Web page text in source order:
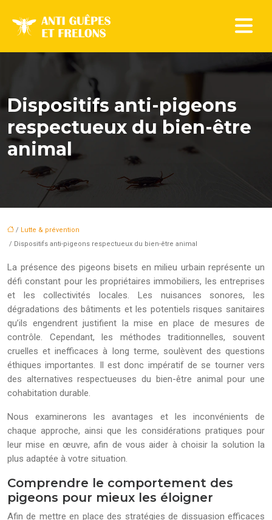
Dispositifs anti-pigeons
respectueux du bien-être
animal
/ Lutte & prévention
/ Dispositifs anti-pigeons respectueux du bien-être animal
La présence des pigeons bisets en milieu urbain représente un
défi constant pour les propriétaires immobiliers, les entreprises
et les collectivités locales. Les nuisances sonores, les
dégradations des bâtiments et les potentiels risques sanitaires
qu’ils engendrent justifient la mise en place de mesures de
contrôle. Cependant, les méthodes traditionnelles, souvent
cruelles et inefficaces à long terme, soulèvent des questions
éthiques importantes. Il est donc impératif de se tourner vers
des alternatives respectueuses du bien-être animal pour une
cohabitation durable.
Nous examinerons les avantages et les inconvénients de
chaque approche, ainsi que les considérations pratiques pour
leur mise en œuvre, afin de vous aider à choisir la solution la
plus adaptée à votre situation.
Comprendre le comportement des
pigeons pour mieux les éloigner
Afin de mettre en place des stratégies de dissuasion efficaces